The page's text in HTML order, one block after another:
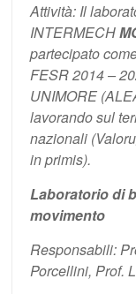
Attività: Il
INTERMECH
partecipato
FESR 2014 –
UNIMORE
lavorando sul
nazionali
in primis).
Laboratorio di
movimento
Responsabili:
Porcellini, Prof.